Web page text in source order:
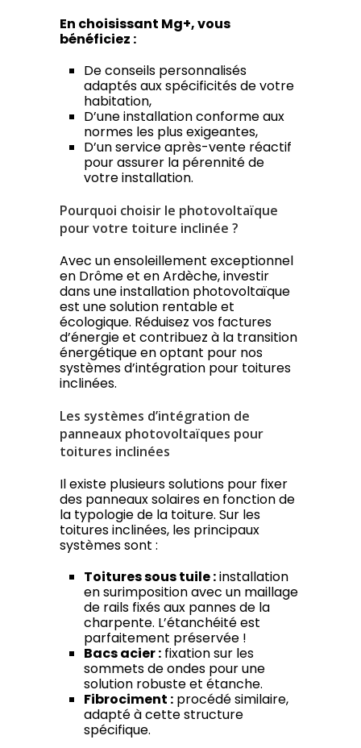
En choisissant Mg+, vous
bénéficiez :
De conseils personnalisés
adaptés aux spécificités de votre
habitation,
D’une installation conforme aux
normes les plus exigeantes,
D’un service après-vente réactif
pour assurer la pérennité de
votre installation.
Pourquoi choisir le photovoltaïque
pour votre toiture inclinée ?
Avec un ensoleillement exceptionnel
en Drôme et en Ardèche, investir
dans une installation photovoltaïque
est une solution rentable et
écologique. Réduisez vos factures
d’énergie et contribuez à la transition
énergétique en optant pour nos
systèmes d’intégration pour toitures
inclinées.
Les systèmes d’intégration de
panneaux photovoltaïques pour
toitures inclinées
Il existe plusieurs solutions pour fixer
des panneaux solaires en fonction de
la typologie de la toiture. Sur les
toitures inclinées, les principaux
systèmes sont :
Toitures sous tuile :installation
en surimposition avec un maillage
de rails fixés aux pannes de la
charpente. L’étanchéité est
parfaitement préservée !
Bacs acier : fixation sur les
sommets de ondes pour une
solution robuste et étanche.
Fibrociment : procédé similaire,
adapté à cette structure
spécifique.